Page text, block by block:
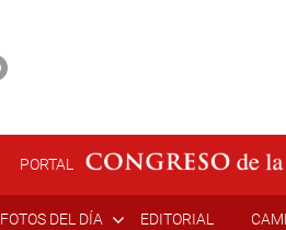
PORTAL
FOTOS DEL DÍA EDITORIAL